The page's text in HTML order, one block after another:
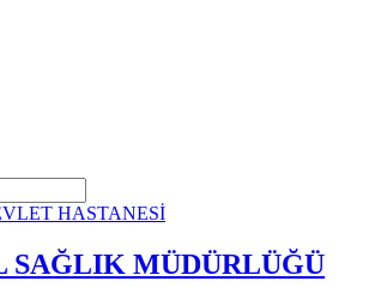
SAĞLIK MÜDÜRLÜĞÜ